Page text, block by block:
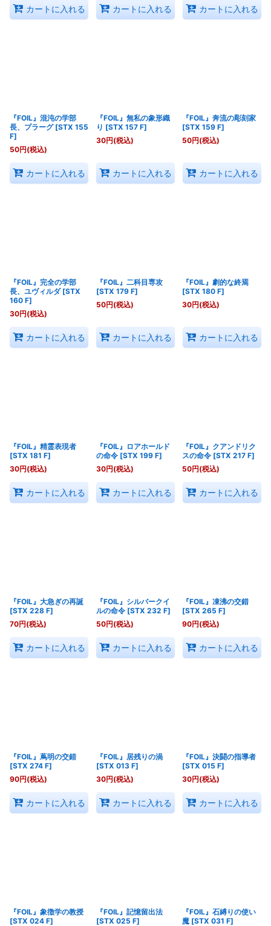
カートに入れる カートに入れる カートに入れる
『FOIL』混沌の学部
長、プラーグ [STX 155
F]
50円(税込)
カートに入れる
『FOIL』無私の象形織
り [STX 157 F]
30円(税込)
カートに入れる
『FOIL』奔流の彫刻家
[STX 159 F]
50円(税込)
カートに入れる
『FOIL』完全の学部
長、ユヴィルダ [STX
160 F]
30円(税込)
カートに入れる
『FOIL』二科目専攻
[STX 179 F]
50円(税込)
カートに入れる
『FOIL』劇的な終焉
[STX 180 F]
30円(税込)
カートに入れる
『FOIL』精霊表現者
[STX 181 F]
30円(税込)
カートに入れる
『FOIL』ロアホールド
の命令 [STX 199 F]
30円(税込)
カートに入れる
『FOIL』クアンドリク
スの命令 [STX 217 F]
50円(税込)
カートに入れる
『FOIL』大急ぎの再誕
[STX 228 F]
70円(税込)
カートに入れる
『FOIL』シルバークイ
ルの命令 [STX 232 F]
50円(税込)
カートに入れる
『FOIL』凍沸の交錯
[STX 265 F]
90円(税込)
カートに入れる
『FOIL』蔦明の交錯
[STX 274 F]
90円(税込)
カートに入れる
『FOIL』居残りの渦
[STX 013 F]
30円(税込)
カートに入れる
『FOIL』決闘の指導者
[STX 015 F]
30円(税込)
カートに入れる
『FOIL』象徴学の教授
[STX 024 F]
『FOIL』記憶留出法
[STX 025 F]
『FOIL』石縛りの使い
魔 [STX 031 F]